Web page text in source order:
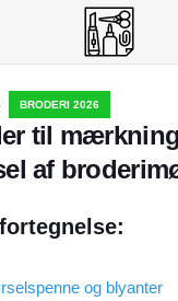
BRODERI 2026
til
af
og blyanter